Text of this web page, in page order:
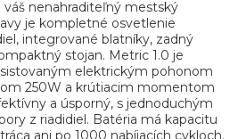
váš nenahraditeľný mestský
je kompletné osvetlenie
integrované blatníky, zadný
stojan. Metric 1.0 je
elektrickým pohonom
250W a krútiacim momentom
a úsporný, s jednoduchým
z riadidiel. Batéria má kapacitu
ani po 1000 nabíjacích cykloch.